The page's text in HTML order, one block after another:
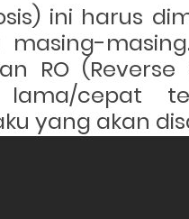
ini harus
masing-
RO (Reverse
cepat
yang akan